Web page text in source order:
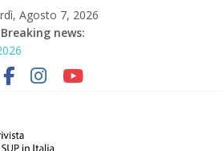
Agosto 7, 2026
Breaking news:
gara per Reggio Calabria
sul lungomare di Gallico torna la festa
di soccorso con la giornata della